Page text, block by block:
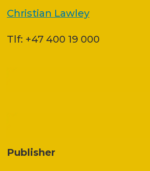
Christian Lawley
Tlf: +47 400 19 000
Publisher